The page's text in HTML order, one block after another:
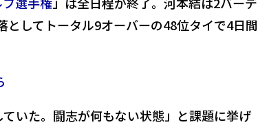
してトータル9オーバーの48位タイで4日間
いた。闘志が何もない状態」と課題に挙げ